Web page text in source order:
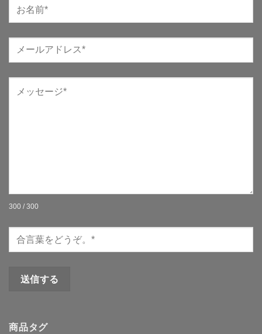
300 / 300
商品タグ